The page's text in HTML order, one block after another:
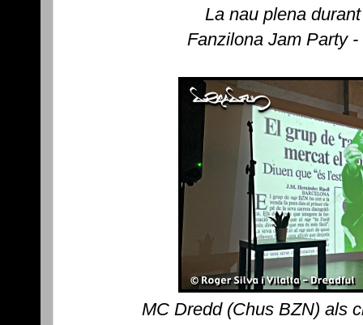
La nau plena
Fanzilona Jam Party
MC Dredd (Chus BZN) als